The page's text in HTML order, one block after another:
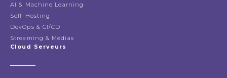
AI & Machine Learning
Self-Hosting
DevOps & CI/CD
Streaming & Médias
Cloud Serveurs